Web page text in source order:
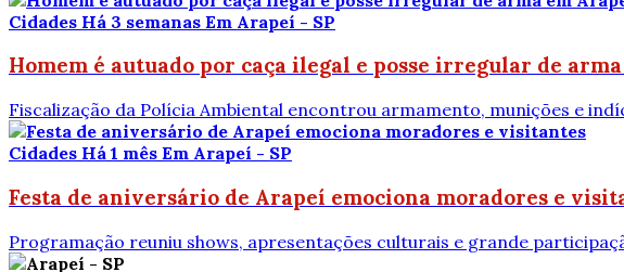
Cidades Há 3 semanas Em Arapeí - SP
Homem é autuado por caça ilegal e posse irregular de
Fiscalização da Polícia Ambiental encontrou armamento, munições e
Cidades Há 1 mês Em Arapeí - SP
Festa de aniversário de Arapeí emociona moradores e
Programação reuniu shows, apresentações culturais e grande